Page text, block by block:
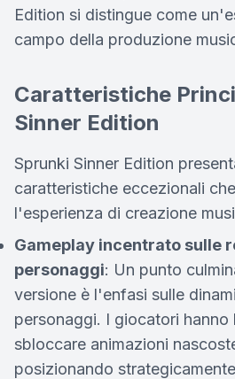
Edition si distingue come
campo della produzione
Caratteristiche
Sinner Edition
Sprunki Sinner Edition
caratteristiche eccezionali
l'esperienza di creazione
Gameplay incentrato sulle
personaggi: Un punto
versione è l'enfasi sulle
personaggi. I giocatori hanno
sbloccare animazioni
posizionando